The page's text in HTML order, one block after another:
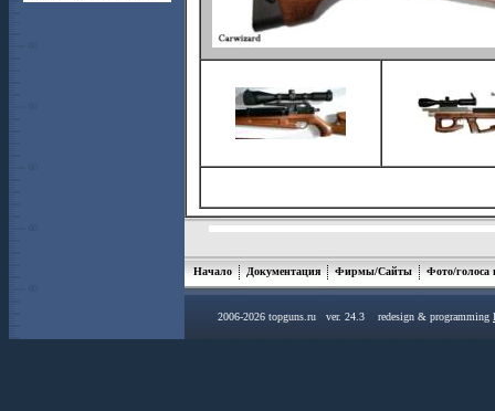
Начало Документация Фирмы/Сайты Фото/голоса
2006-2026 topguns.ru ver. 24.3 redesign & programming